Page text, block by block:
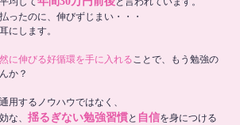
ったのに、伸びずじまい・・・
にします。
に伸びる好循環を手に入れることで、もう勉強の
か？
用するノウハウではなく、
な、 揺るぎない勉強習慣と 自信を身につける